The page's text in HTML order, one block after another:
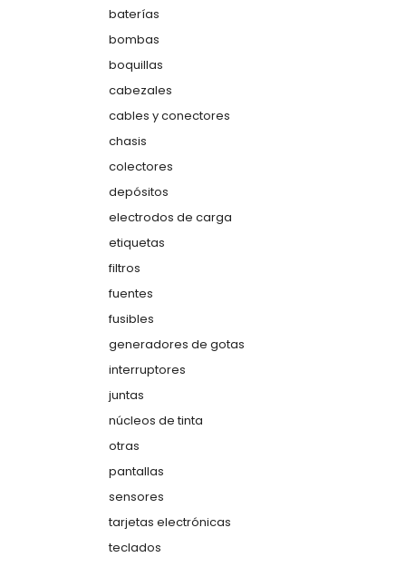
baterías
bombas
boquillas
cabezales
cables y conectores
chasis
colectores
depósitos
electrodos de carga
etiquetas
filtros
fuentes
fusibles
generadores de gotas
interruptores
juntas
núcleos de tinta
otras
pantallas
sensores
tarjetas electrónicas
teclados